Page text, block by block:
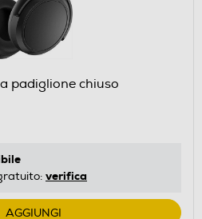
padiglione chiuso
verifica
AGGIUNGI